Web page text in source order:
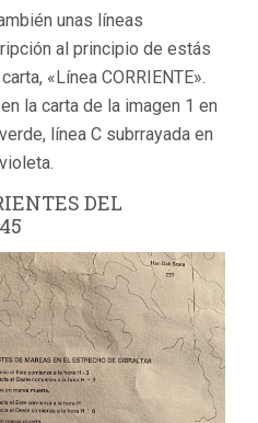
unas líneas
al principio de estás
«Línea CORRIENTE».
la carta de la imagen 1 en
línea C subrrayada en
DEL